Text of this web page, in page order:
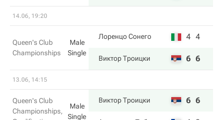
14.06, 19:20
Queen's Club
Championships
Male
Single
Лоренцо Сонего 4 4
Виктор Троицки 6 6
13.06, 14:15
Queen's Club
Championships,
Male
Single
Виктор Троицки 6 6